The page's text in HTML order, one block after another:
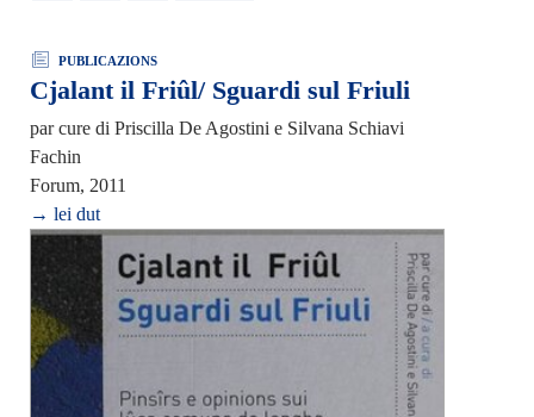
PUBLICAZIONS
Cjalant il Friûl/ Sguardi sul Friuli
par cure di Priscilla De Agostini e Silvana Schiavi
Fachin
Forum, 2011
→ lei dut